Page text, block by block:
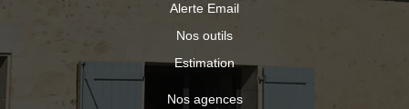
Alerte Email
Nos outils
Estimation
Nos agences